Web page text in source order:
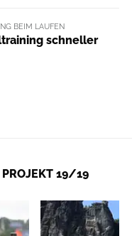
BEIM LAUFEN
schneller
PROJEKT 19/19